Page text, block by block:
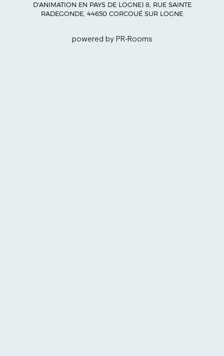
D'ANIMATION EN PAYS DE LOGNE) 8, RUE SAINTE
RADEGONDE, 44650 CORCOUÉ SUR LOGNE
powered by PR-Rooms